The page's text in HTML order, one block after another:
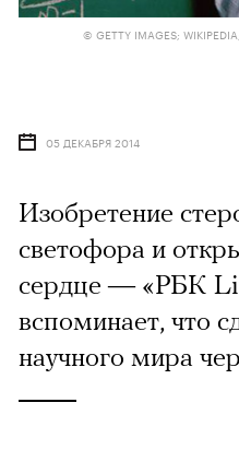
© GETTY IMAGES;
05 ДЕКАБРЯ 2014
Изобретение
светофора и
сердце — «РБК
вспоминает, что
научного мира